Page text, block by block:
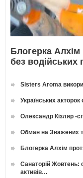
Блогерка
без водійських
Sisters Aroma
Українських
Олександр Кізляр -
Обман на Зважених
Блогерка Алхім
Санаторій Жовтень:
активів…